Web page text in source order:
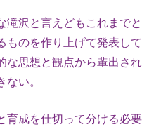
沢と言えどもこれまで
ものを作り上げて発表し
な思想と観点から輩出さ
い。
成を仕切って分ける必